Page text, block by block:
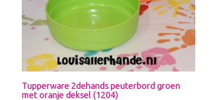
Tupperware 2dehands peuterbord groen
met oranje deksel (1204)